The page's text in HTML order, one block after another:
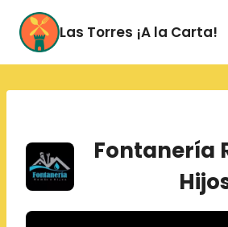
Saltar
contenido
Las Torres ¡A la Carta!
Fontanería